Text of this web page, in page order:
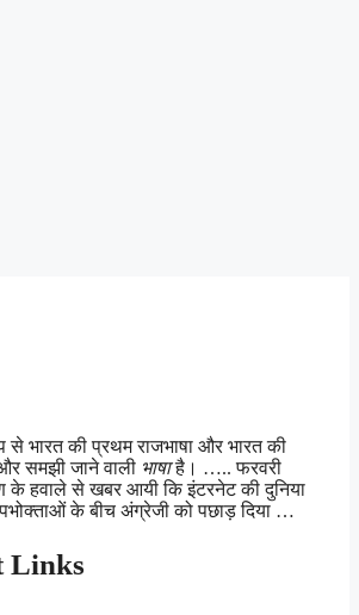
से भारत की प्रथम राजभाषा और भारत की
समझी जाने वाली भाषाहै। ….. फरवरी
के हवाले से खबर आयी कि इंटरनेट की दुनिया
के बीच अंग्रेजी को पछाड़ दिया …
Links